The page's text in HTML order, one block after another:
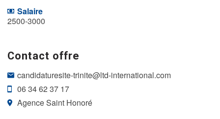
Salaire
2500-3000
Contact offre
candidaturesite-trinite@ltd-international.com
06 34 62 37 17
Agence Saint Honoré